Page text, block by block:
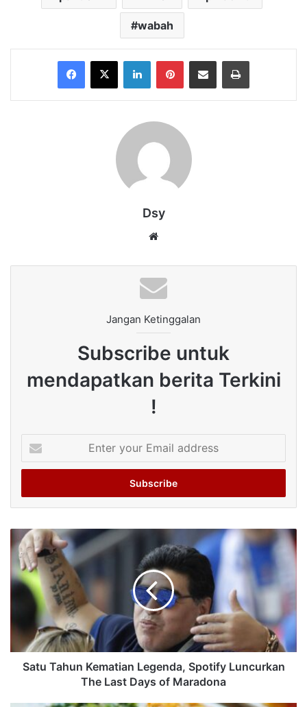
wabah
Facebook
X LinkedInPinterestShare via Email Print
Dsy
Jangan Ketinggalan
Subscribe untuk
mendapatkan berita Terkini
!
your
Email
Satu Tahun Kematian Legenda, Spotify Luncurkan
The Last Days of Maradona